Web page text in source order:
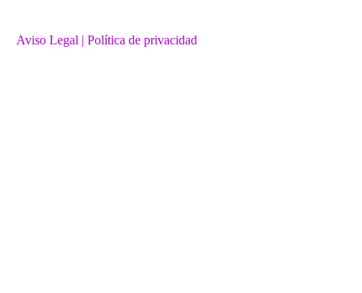
Aviso Legal | Política de privacidad